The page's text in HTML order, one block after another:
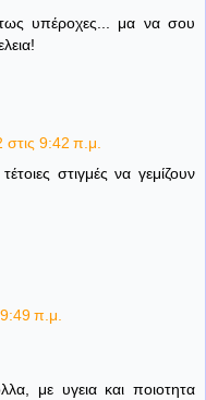
υπέροχες... μα να σου
9:42 π.μ.
στιγμές να γεμίζουν
π.μ.
με υγεια και ποιοτητα